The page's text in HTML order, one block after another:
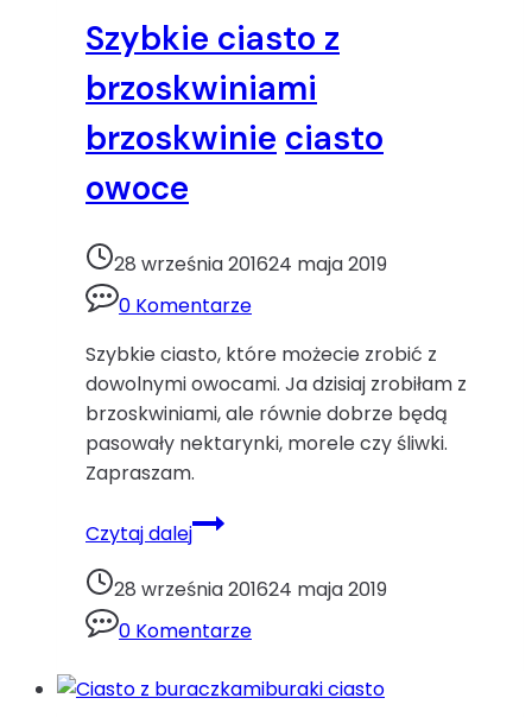
Szybkie ciasto z
brzoskwiniami
brzoskwinie ciasto
owoce
28 września 201624 maja 2019
0 Komentarze
Szybkie ciasto, które możecie zrobić z
dowolnymi owocami. Ja dzisiaj zrobiłam z
brzoskwiniami, ale równie dobrze będą
pasowały nektarynki, morele czy śliwki.
Zapraszam.
Czytaj dalejSzybkie
ciasto
z
brzoskwiniamibrzoskwinie
ciasto
28 września 201624 maja 2019
0 Komentarze